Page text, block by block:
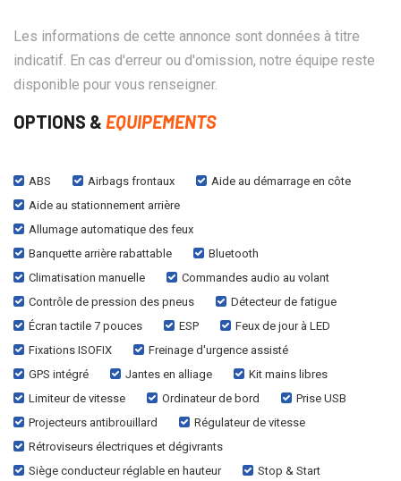
Les informations de cette annonce sont données à titre
indicatif. En cas d'erreur ou d'omission, notre équipe reste
disponible pour vous renseigner.
OPTIONS & EQUIPEMENTS
ABS Airbags frontaux
Aide au démarrage en côte
Aide au stationnement arrière
Allumage automatique des feux
Banquette arrière rabattable
Bluetooth
Climatisation manuelle
Commandes audio au volant
Contrôle de pression des pneus
Détecteur de fatigue
Écran tactile 7 pouces
ESP
Feux de jour à LED
Fixations ISOFIX
Freinage d'urgence assisté
GPS intégré
Jantes en alliage
Kit mains libres
Limiteur de vitesse
Ordinateur de bord
Prise USB
Projecteurs antibrouillard
Régulateur de vitesse
Rétroviseurs électriques et dégivrants
Siège conducteur réglable en hauteur
Stop & Start